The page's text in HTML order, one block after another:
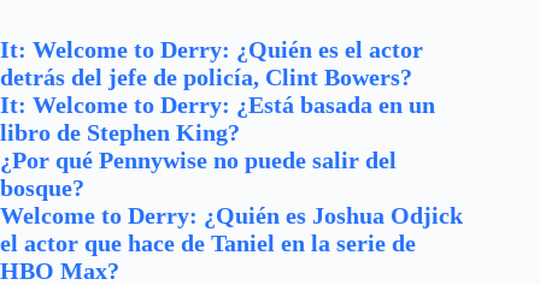
It: Welcome to Derry: ¿Quién es el actor
detrás del jefe de policía, Clint Bowers?
It: Welcome to Derry: ¿Está basada en un
libro de Stephen King?
¿Por qué Pennywise no puede salir del
bosque?
Welcome to Derry: ¿Quién es Joshua Odjick
el actor que hace de Taniel en la serie de
HBO Max?